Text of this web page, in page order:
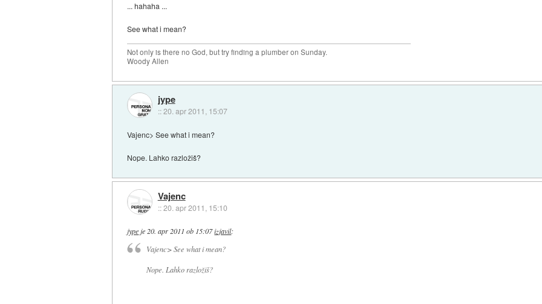
... hahaha ...
See what i mean?
Not only is there no God, but try finding a plumber on Sunday.
Woody Allen
jype
::20. apr 2011, 15:07
Vajenc> See what i mean?
Nope. Lahko razložiš?
Vajenc
::20. apr 2011, 15:10
jype je 20. apr 2011 ob 15:07izjavil:
Vajenc> See what i mean?
Nope. Lahko razložiš?